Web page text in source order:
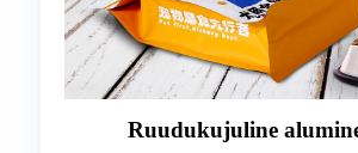
Ruudukujuline